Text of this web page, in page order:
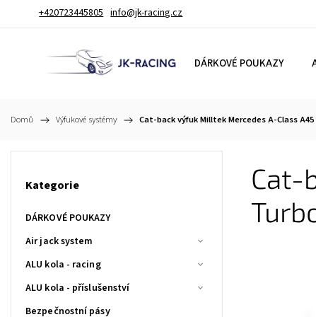
+420723445805 info@jk-racing.cz
DÁRKOVÉ POUKAZY
Domů / Výfukové systémy / Cat-back výfuk Milltek Mercedes A-Class A45
Kategorie
DÁRKOVÉ POUKAZY
Air jack system
ALU kola - racing
ALU kola - příslušenství
Bezpečnostní pásy
Cat-